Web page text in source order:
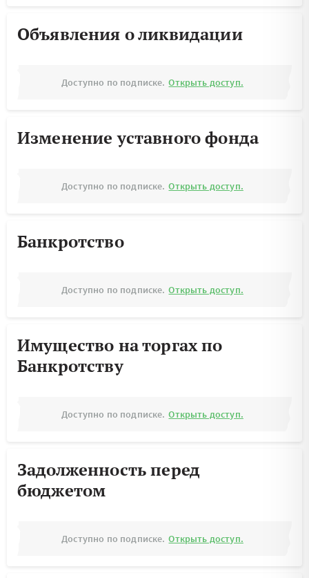
Объявления о ликвидации
Доступно по подписке. Открыть доступ.
Изменение уставного фонда
Доступно по подписке. Открыть доступ.
Банкротство
Доступно по подписке. Открыть доступ.
Имущество на торгах по
Банкротству
Доступно по подписке. Открыть доступ.
Задолженность перед
бюджетом
Доступно по подписке. Открыть доступ.